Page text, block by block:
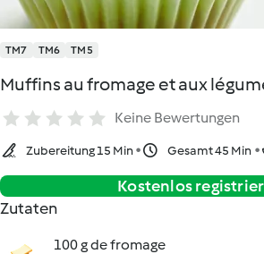
TM7 TM6 TM5
Muffins au fromage et aux
Keine Bewertungen
Zubereitung 15 Min Gesamt 45 Min
Kostenlos
Zutaten
100 g de fromage